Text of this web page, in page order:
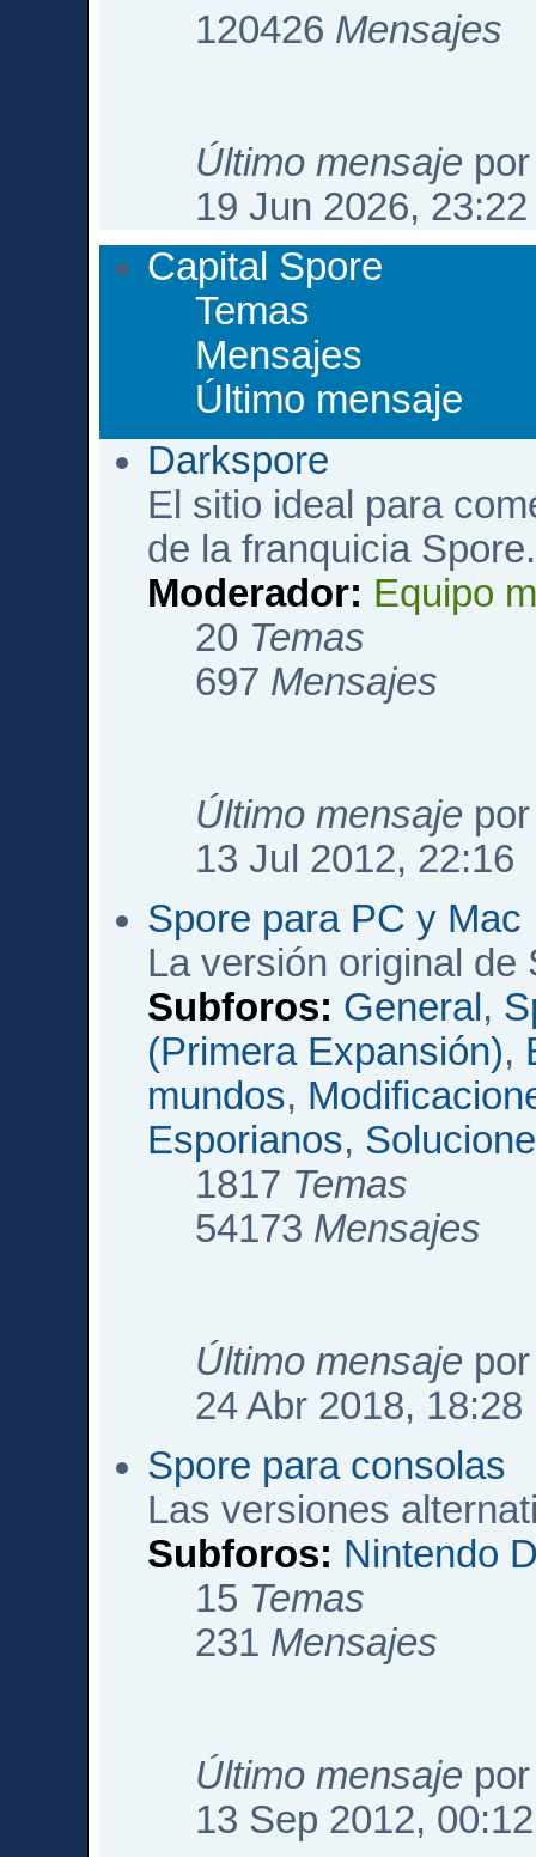
120426 Mensajes
Último mensaje
19 Jun 2026, 23:22
Capital Spore
Temas
Mensajes
Último mensaje
Darkspore
El sitio ideal para
de la franquicia Spore.
Moderador: Equipo
20 Temas
697 Mensajes
Último mensaje
13 Jul 2012, 22:16
Spore para PC y Mac
La versión original de
Subforos: General ,
(Primera Expansión),
mundos,
Esporianos,
1817 Temas
54173 Mensajes
Último mensaje
24 Abr 2018, 18:28
Spore para consolas
Las versiones
Subforos: Nintendo
15 Temas
231 Mensajes
Último mensaje
13 Sep 2012, 00:12